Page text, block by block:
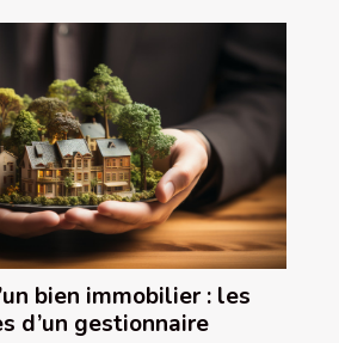
bien immobilier : les
d’un gestionnaire